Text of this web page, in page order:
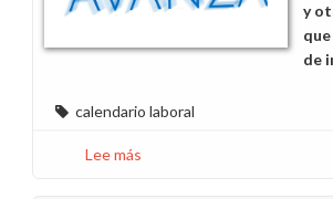
y
de
calendario laboral
Lee más